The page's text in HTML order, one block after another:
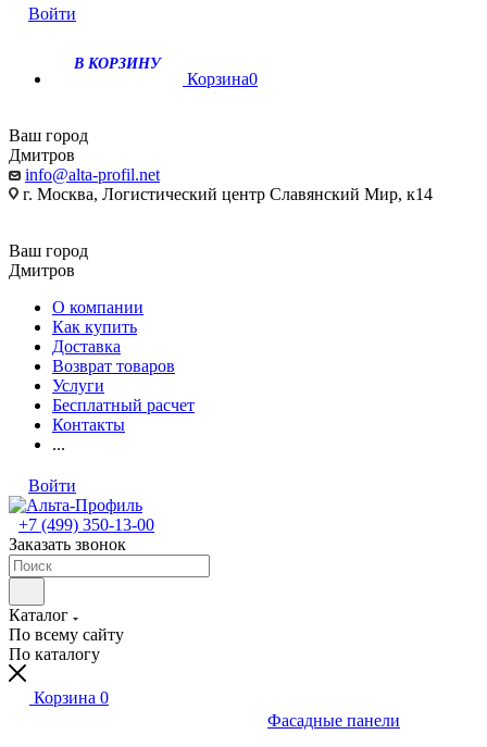
Войти
В КОРЗИНУ
Корзина0
Ваш город
Дмитров
info@alta-profil.net
г. Москва, Логистический центр Славянский Мир, к14
Ваш город
Дмитров
О компании
Как купить
Доставка
Возврат товаров
Услуги
Бесплатный расчет
Контакты
...
Войти
+7 (499) 350-13-00
Заказать звонок
Каталог
По всему сайту
По каталогу
Корзина 0
Фасадные панели